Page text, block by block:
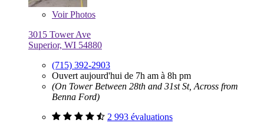
VoirPhotos
3015 Tower Ave
Superior, WI 54880
(715) 392-2903
Ouvert aujourd'hui de 7h am à 8h pm
(On Tower Between 28th and 31st St, Across from
Benna Ford)
2 993 évaluations